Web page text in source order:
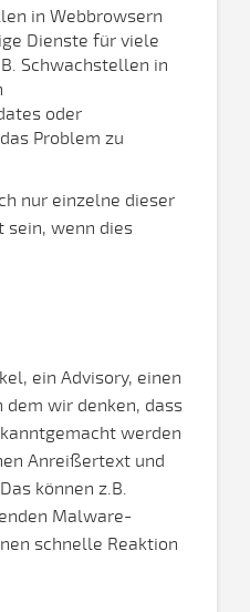
in Webbrowsern
Dienste für viele
Schwachstellen in
oder
Problem zu
nur einzelne dieser
sein, wenn dies
ein Advisory, einen
wir denken, dass
werden
Anreißertext und
können z.B.
Malware-
schnelle Reaktion